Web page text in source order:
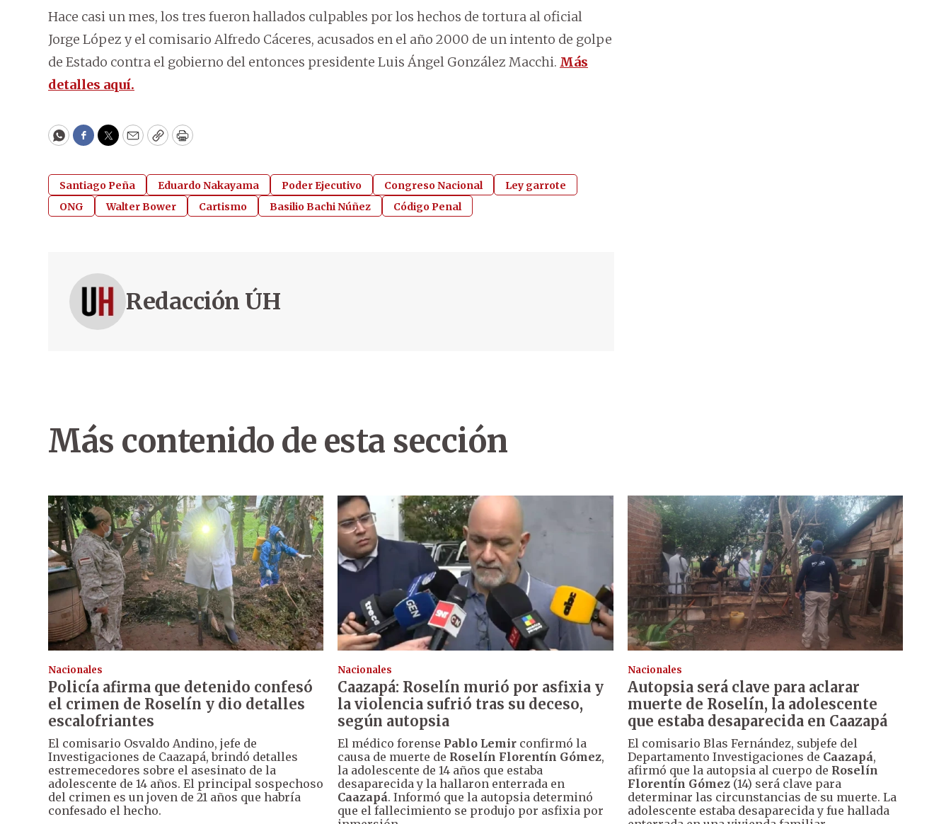
Hace casi un mes, los tres fueron hallados culpables por los hechos de tortura al oficial
Jorge López y el comisario Alfredo Cáceres, acusados en el año 2000 de un intento de golpe
de Estado contra el gobierno del entonces presidente Luis Ángel González Macchi. Más
detalles aquí.
WhatsApp
Facebook
Twitter
EmailCopyPrint
Santiago Peña Eduardo Nakayama Poder Ejecutivo Congreso Nacional
Ley garrote
ONG
Walter Bower Cartismo Basilio Bachi Núñez Código Penal
Redacción ÚH
Más contenido de esta sección
Nacionales
Policía afirma que detenido confesó
el crimen de Roselín y dio detalles
escalofriantes
El comisario Osvaldo Andino, jefe de
Investigaciones de Caazapá, brindó detalles
estremecedores sobre el asesinato de la
adolescente de 14 años. El principal sospechoso
del crimen es un joven de 21 años que habría
confesado el hecho.
Nacionales
Caazapá: Roselín murió por asfixia y
la violencia sufrió tras su deceso,
según autopsia
El médico forense Pablo Lemir confirmó la
causa de muerte de Roselín Florentín Gómez,
la adolescente de 14 años que estaba
desaparecida y la hallaron enterrada en
Caazapá. Informó que la autopsia determinó
que el fallecimiento se produjo por asfixia por
Nacionales
Autopsia será clave para aclarar
muerte de Roselín, la adolescente
que estaba desaparecida en Caazapá
El comisario Blas Fernández, subjefe del
Departamento Investigaciones de Caazapá,
afirmó que la autopsia al cuerpo de Roselín
Florentín Gómez(14) será clave para
determinar las circunstancias de su muerte. La
adolescente estaba desaparecida y fue hallada